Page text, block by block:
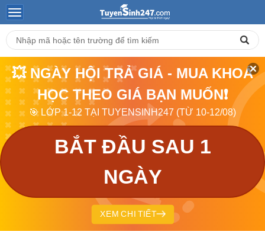
💥 NGÀY HỘI TRẢ GIÁ - MUA KHOÁ
HỌC THEO GIÁ BẠN MUỐN❗
🎯 LỚP 1-12 TẠI TUYENSINH247 (TỪ 10-12/08)
BẮT ĐẦU SAU 1
NGÀY
XEM CHI TIẾT